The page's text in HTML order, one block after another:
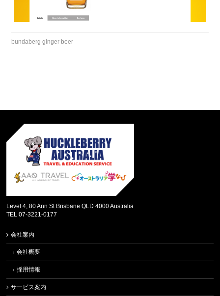
bundaberg ginger beer
Level 4, 80 Ann St Brisbane QLD 4000 Australia
TEL 07-3221-0177
会社案内
会社概要
採用情報
サービス案内